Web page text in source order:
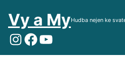
obsah
Vy a MyHudba nejen ke
Instagram
Facebook
YouTube